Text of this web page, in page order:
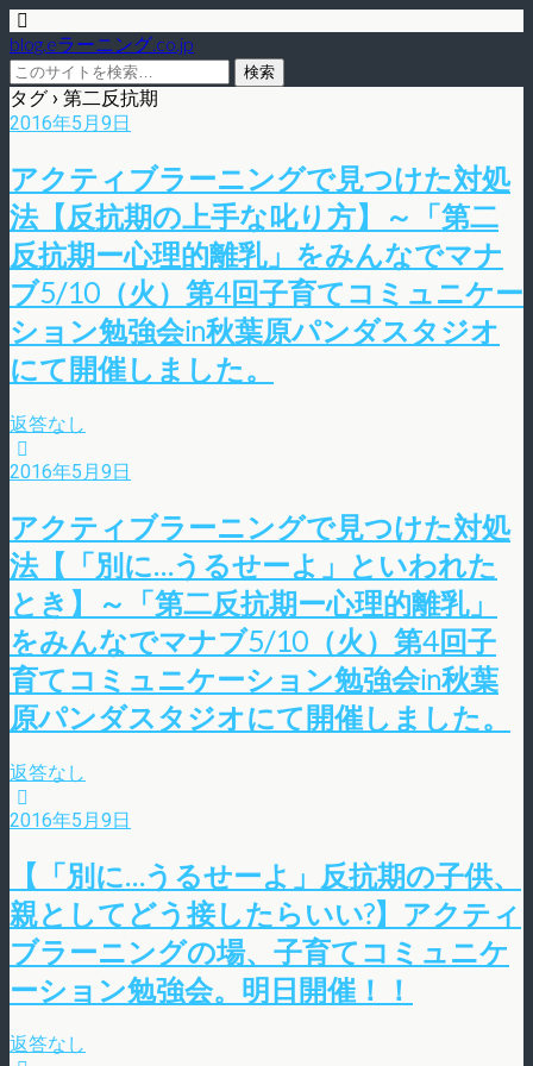
blog.eラーニング.co.jp
タグ › 第二反抗期
2016年5月9日
アクティブラーニングで見つけた対処
法【反抗期の上手な叱り方】～「第二
反抗期ー心理的離乳」をみんなでマナ
ブ5/10（火）第4回子育てコミュニケー
ション勉強会in秋葉原パンダスタジオ
にて開催しました。
返答なし
2016年5月9日
アクティブラーニングで見つけた対処
法【「別に…うるせーよ」といわれた
とき】～「第二反抗期ー心理的離乳」
をみんなでマナブ5/10（火）第4回子
育てコミュニケーション勉強会in秋葉
原パンダスタジオにて開催しました。
返答なし
2016年5月9日
【「別に…うるせーよ」反抗期の子供、
親としてどう接したらいい?】アクティ
ブラーニングの場、子育てコミュニケ
ーション勉強会。明日開催！！
返答なし